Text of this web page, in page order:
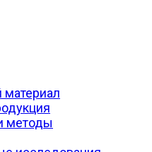
методы